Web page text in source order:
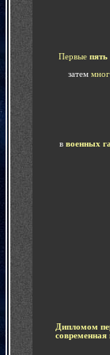
Первые пять
затем
в военных
Дипломом
современная